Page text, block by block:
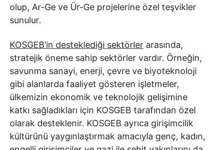
olup, Ar-Ge ve Ür-Ge projelerine özel teşvikler
sunulur.
KOSGEB’in desteklediği sektörler arasında,
stratejik öneme sahip sektörler vardır. Örneğin,
savunma sanayi, enerji, çevre ve biyoteknoloji
gibi alanlarda faaliyet gösteren işletmeler,
ülkemizin ekonomik ve teknolojik gelişimine
katkı sağladıkları için KOSGEB tarafından özel
olarak desteklenir. KOSGEB ayrıca girişimcilik
kültürünü yaygınlaştırmak amacıyla genç, kadın,